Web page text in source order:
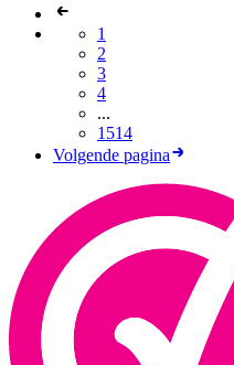
1
2
3
4
...
1514
Volgende pagina